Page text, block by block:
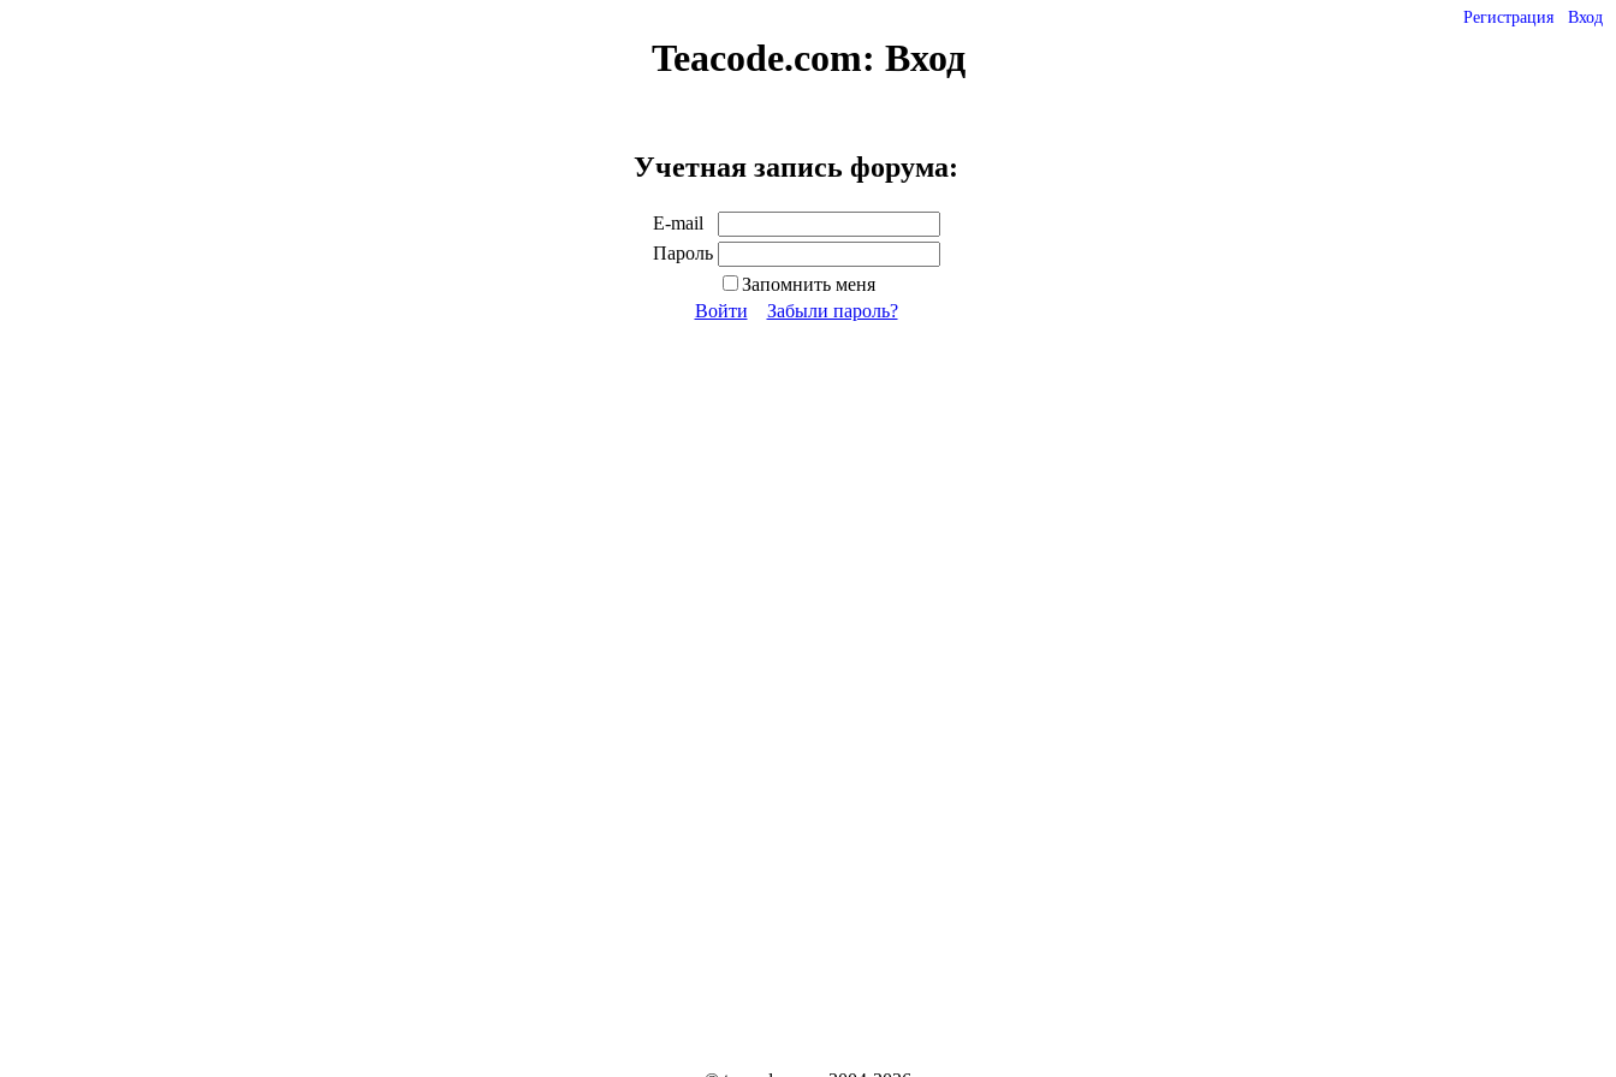
Регистрация Вход
Teacode.com: Вход
Учетная запись форума:
E-mail
Пароль
Запомнить меня
Войти
Забыли пароль?